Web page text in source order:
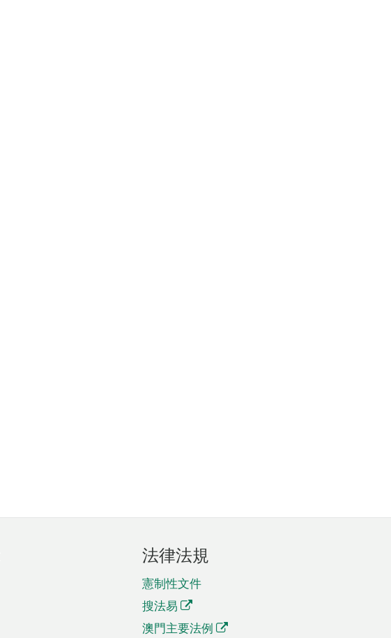
法律法規
憲制性文件
搜法易
澳門主要法例